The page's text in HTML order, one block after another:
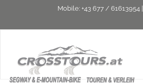
Mobile: +43 677 / 61613954